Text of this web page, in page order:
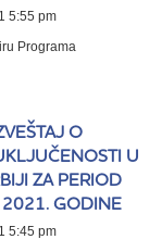
5:55 pm
Programa
O
U
ZA PERIOD
GODINE
5:45 pm